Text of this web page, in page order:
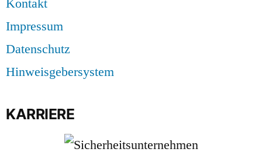
Kontakt
Impressum
Datenschutz
Hinweisgebersystem
KARRIERE